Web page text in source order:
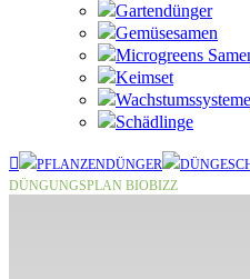
Gartendünger
Gemüsesamen
Microgreens
Keimset
Wachstumssysteme
Schädlinge
PFLANZENDÜNGER
DÜNGUNGSPLAN BIOBIZZ